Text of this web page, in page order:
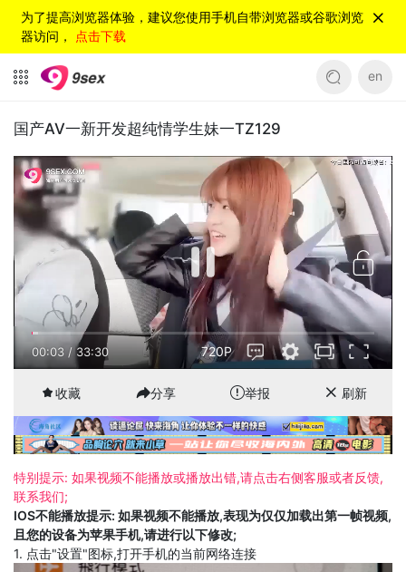
为了提高浏览器体验，建议您使用手机自带浏览器或谷歌浏览
器访问， 点击下载
en
国产AV一新开发超纯情学生妹一TZ129
00:04/33:30 720P
收藏 分享 举报 刷新
特别提示: 如果视频不能播放或播放出错,请点击右侧客服或者反馈,
联系我们;
IOS不能播放提示: 如果视频不能播放,表现为仅仅加载出第一帧视频,
且您的设备为苹果手机,请进行以下修改;
1. 点击"设置"图标,打开手机的当前网络连接